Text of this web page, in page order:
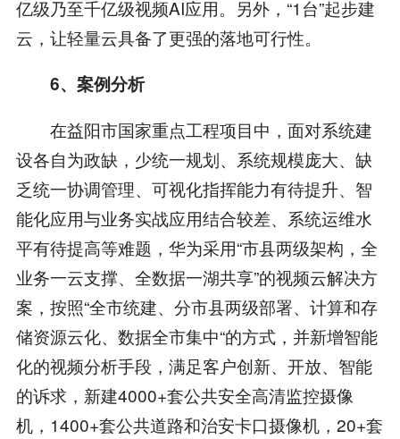
亿级乃至千亿级视频AI应用。另外，“1台”起步建
云，让轻量云具备了更强的落地可行性。
6、案例分析
在益阳市国家重点工程项目中，面对系统建
设各自为政缺，少统一规划、系统规模庞大、缺
乏统一协调管理、可视化指挥能力有待提升、智
能化应用与业务实战应用结合较差、系统运维水
平有待提高等难题，华为采用“市县两级架构，全
业务一云支撑、全数据一湖共享”的视频云解决方
案，按照“全市统建、分市县两级部署、计算和存
储资源云化、数据全市集中“的方式，并新增智能
化的视频分析手段，满足客户创新、开放、智能
的诉求，新建4000+套公共安全高清监控摄像
机，1400+套公共道路和治安卡口摄像机，20+套